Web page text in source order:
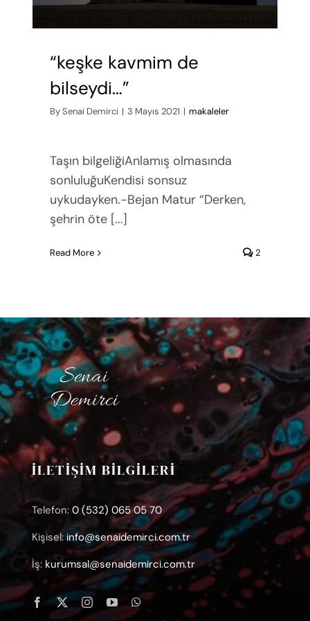
“keşke kavmim de
bilseydi…”
BySenai Demirci | 3 Mayıs 2021 | makaleler
Taşın bilgeliğiAnlamış olmasında
sonluluğuKendisi sonsuz
uykudayken.-Bejan Matur “Derken,
şehrin öte [...]
Read More 2
İLETİŞİM BİLGİLERİ
Telefon: 0 (532) 065 05 70
Kişisel: info@senaidemirci.com.tr
İş: kurumsal@senaidemirci.com.tr